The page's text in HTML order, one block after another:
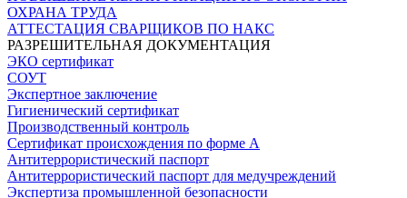
ОХРАНА ТРУДА
АТТЕСТАЦИЯ СВАРЩИКОВ ПО НАКС
РАЗРЕШИТЕЛЬНАЯ ДОКУМЕНТАЦИЯ
ЭКО сертификат
СОУТ
Экспертное заключение
Гигиенический сертификат
Производственный контроль
Сертификат происхождения по форме А
Антитеррористический паспорт
Антитеррористический паспорт для медучреждений
Экспертиза промышленной безопасности